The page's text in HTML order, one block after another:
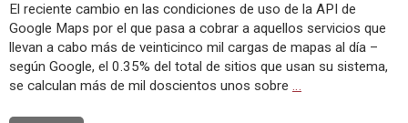
El reciente cambio en las condiciones de uso de la API de
Google Maps por el que pasa a cobrar a aquellos servicios que
llevan a cabo más de veinticinco mil cargas de mapas al día –
según Google, el 0.35% del total de sitios que usan su sistema,
se calculan más de mil doscientos unos sobre …